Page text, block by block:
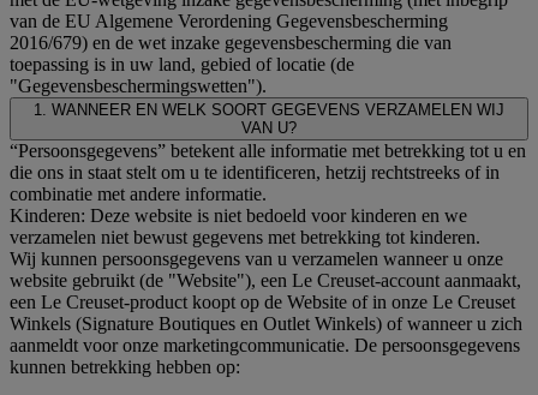
van de EU Algemene Verordening Gegevensbescherming
2016/679) en de wet inzake gegevensbescherming die van
toepassing is in uw land, gebied of locatie (de
"Gegevensbeschermingswetten").
1. WANNEER EN WELK SOORT GEGEVENS VERZAMELEN WIJ
VAN U?
“Persoonsgegevens” betekent alle informatie met betrekking tot u en
die ons in staat stelt om u te identificeren, hetzij rechtstreeks of in
combinatie met andere informatie.
Kinderen: Deze website is niet bedoeld voor kinderen en we
verzamelen niet bewust gegevens met betrekking tot kinderen.
Wij kunnen persoonsgegevens van u verzamelen wanneer u onze
website gebruikt (de "Website"), een Le Creuset-account aanmaakt,
een Le Creuset-product koopt op de Website of in onze Le Creuset
Winkels (Signature Boutiques en Outlet Winkels) of wanneer u zich
aanmeldt voor onze marketingcommunicatie. De persoonsgegevens
kunnen betrekking hebben op: